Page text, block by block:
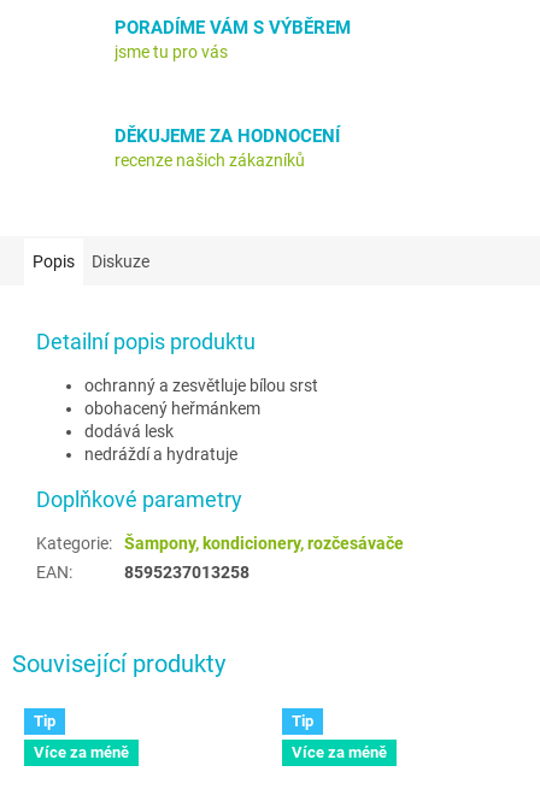
PORADÍME VÁM S VÝBĚREM
jsme tu pro vás
DĚKUJEME ZA HODNOCENÍ
recenze našich zákazníků
Související produkty
Tip
Více za méně
Tip
Více za méně
Popis Diskuze
Detailní popis produktu
ochranný a zesvětluje bílou srst
obohacený heřmánkem
dodává lesk
nedráždí a hydratuje
Doplňkové parametry
Kategorie:
Šampony, kondicionery, rozčesávače
EAN: 8595237013258